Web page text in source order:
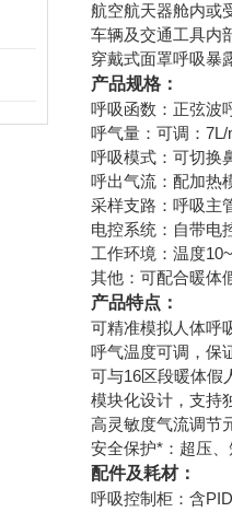
航空航天器舱内或
车辆及交通工具内
穿戴式面罩呼吸暴
产品规格：
呼吸函数：正弦波
呼气量：可调：
呼吸模式：可切换
呼出气流：配加热
采样支路：呼吸主
电控系统：自带电
工作环境：温度
其他：可配合暖体
产品特点：
可精准模拟人体呼
呼气温度可调，保
可与16区段暖体假
模块化设计，支持
高灵敏度气流调节
安全保护*：超压
配件及耗材：
呼吸控制柜：含